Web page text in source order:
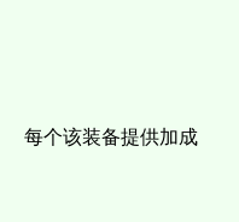
每个该装备提供加成